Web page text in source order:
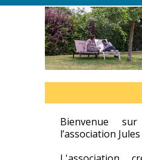
Bienvenue
l’association